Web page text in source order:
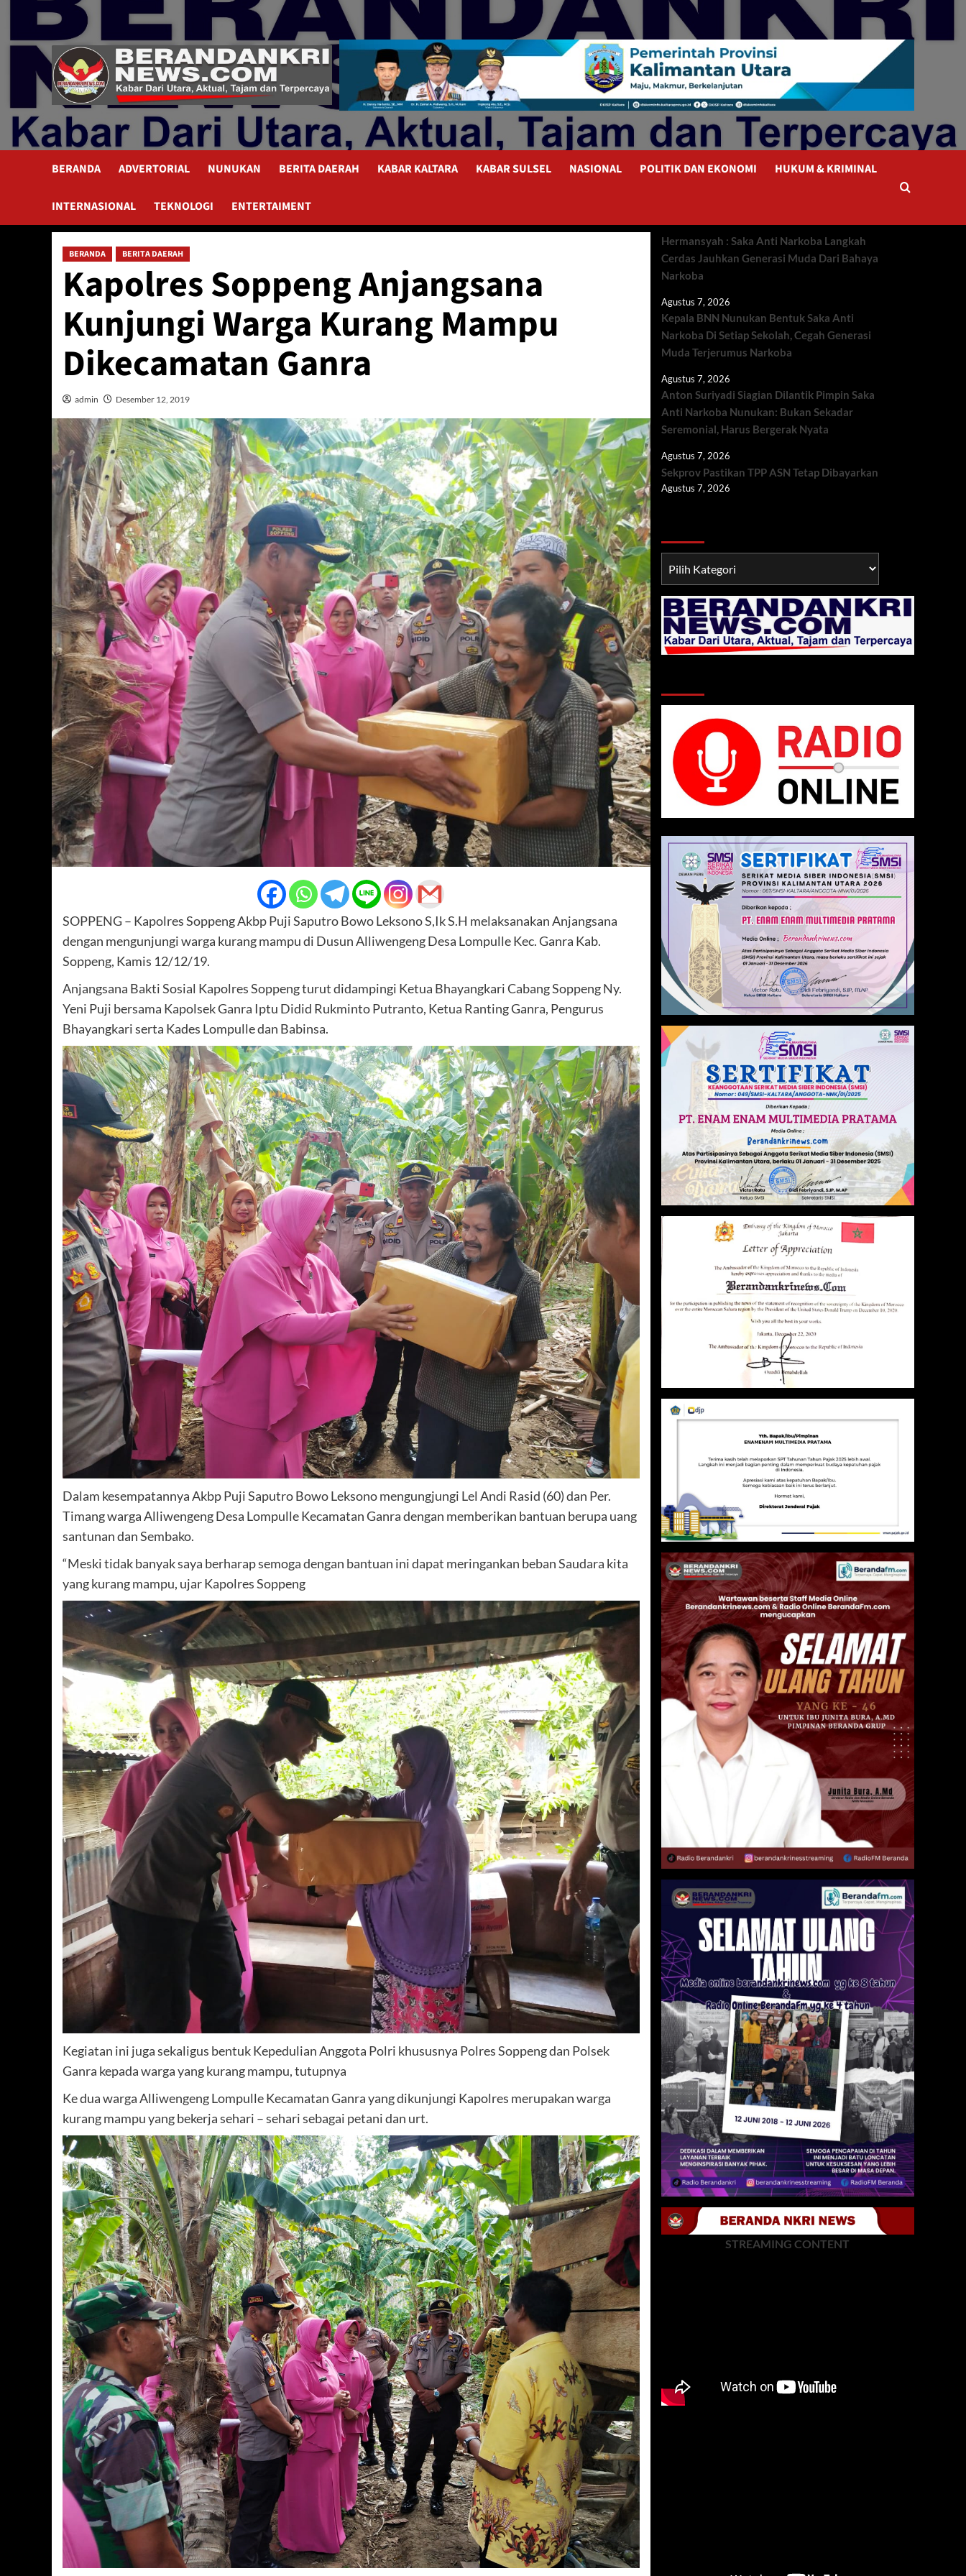
content
BERANDA ADVERTORIAL NUNUKAN BERITA DAERAH KABAR KALTARA KABAR SULSEL NASIONAL POLITIK DAN EKONOMI HUKUM & KRIMINAL
INTERNASIONAL TEKNOLOGI ENTERTAIMENT
BERANDA BERITA DAERAH
Kapolres Soppeng Anjangsana
Kunjungi Warga Kurang Mampu
Dikecamatan Ganra
admin Desember 12, 2019
SOPPENG – Kapolres Soppeng Akbp Puji Saputro Bowo Leksono S,Ik S.H melaksanakan Anjangsana
dengan mengunjungi warga kurang mampu di Dusun Alliwengeng Desa Lompulle Kec. Ganra Kab.
Soppeng, Kamis 12/12/19.
Anjangsana Bakti Sosial Kapolres Soppeng turut didampingi Ketua Bhayangkari Cabang Soppeng Ny.
Yeni Puji bersama Kapolsek Ganra Iptu Didid Rukminto Putranto, Ketua Ranting Ganra, Pengurus
Bhayangkari serta Kades Lompulle dan Babinsa.
Dalam kesempatannya Akbp Puji Saputro Bowo Leksono mengungjungi Lel Andi Rasid (60) dan Per.
Timang warga Alliwengeng Desa Lompulle Kecamatan Ganra dengan memberikan bantuan berupa uang
santunan dan Sembako.
“Meski tidak banyak saya berharap semoga dengan bantuan ini dapat meringankan beban Saudara kita
yang kurang mampu, ujar Kapolres Soppeng
Kegiatan ini juga sekaligus bentuk Kepedulian Anggota Polri khususnya Polres Soppeng dan Polsek
Ganra kepada warga yang kurang mampu, tutupnya
Ke dua warga Alliwengeng Lompulle Kecamatan Ganra yang dikunjungi Kapolres merupakan warga
kurang mampu yang bekerja sehari – sehari sebagai petani dan urt.
Hermansyah : Saka Anti Narkoba Langkah
Cerdas Jauhkan Generasi Muda Dari Bahaya
Narkoba
Agustus 7, 2026
Kepala BNN Nunukan Bentuk Saka Anti
Narkoba Di Setiap Sekolah, Cegah Generasi
Muda Terjerumus Narkoba
Agustus 7, 2026
Anton Suriyadi Siagian Dilantik Pimpin Saka
Anti Narkoba Nunukan: Bukan Sekadar
Seremonial, Harus Bergerak Nyata
Agustus 7, 2026
Sekprov Pastikan TPP ASN Tetap Dibayarkan
Agustus 7, 2026
TNI/POLRI
STREAMING CONTENT